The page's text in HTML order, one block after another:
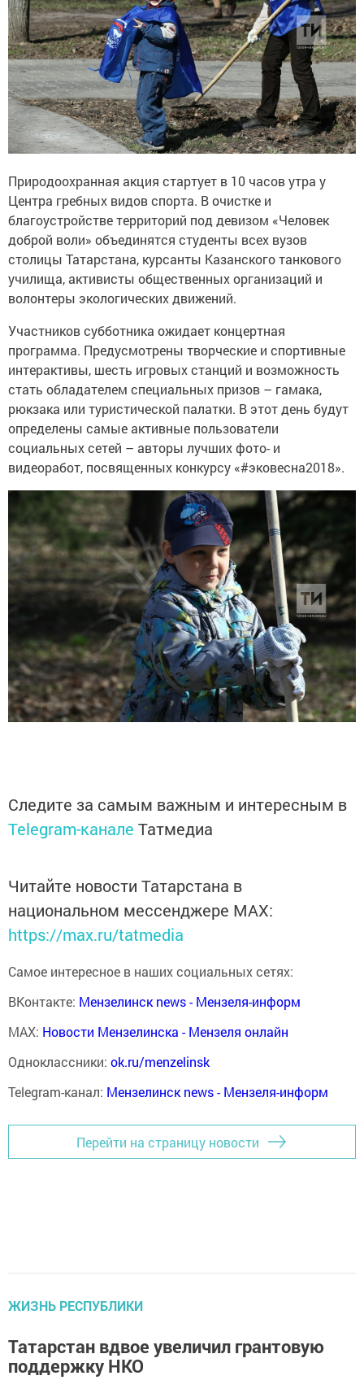
Природоохранная акция стартует в 10 часов утра у
Центра гребных видов спорта. В очистке и
благоустройстве территорий под девизом «Человек
доброй воли» объединятся студенты всех вузов
столицы Татарстана, курсанты Казанского танкового
училища, активисты общественных организаций и
волонтеры экологических движений.
Участников субботника ожидает концертная
программа. Предусмотрены творческие и спортивные
интерактивы, шесть игровых станций и возможность
стать обладателем специальных призов – гамака,
рюкзака или туристической палатки. В этот день будут
определены самые активные пользователи
социальных сетей – авторы лучших фото- и
видеоработ, посвященных конкурсу «#эковесна2018».
Следите за самым важным и интересным в
Telegram-канале Татмедиа
Читайте новости Татарстана в
национальном мессенджере MАХ:
https://max.ru/tatmedia
Самое интересное в наших социальных сетях:
ВКонтакте: Мензелинск news - Мензеля-информ
MAX: Новости Мензелинска - Мензеля онлайн
Одноклассники: ok.ru/menzelinsk
Telegram-канал: Мензелинск news - Мензеля-информ
Перейти на страницу новости
ЖИЗНЬ РЕСПУБЛИКИ
Татарстан вдвое увеличил грантовую
поддержку НКО